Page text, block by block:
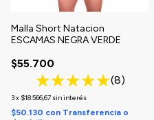
Malla Short Natacion
ESCAMAS NEGRA VERDE
$55.700
(8)
3x $18.566,67 sin interés
$50.130 con Transferencia o